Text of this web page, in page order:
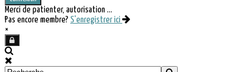
Merci de patienter, autorisation ...
Pas encore membre? S'enregistrer ici
×